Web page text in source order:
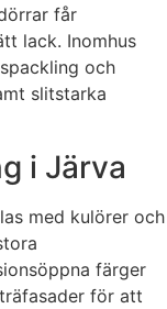
får
lack. Inomhus
och
slitstarka
i Järva
med kulörer och
färger
för att